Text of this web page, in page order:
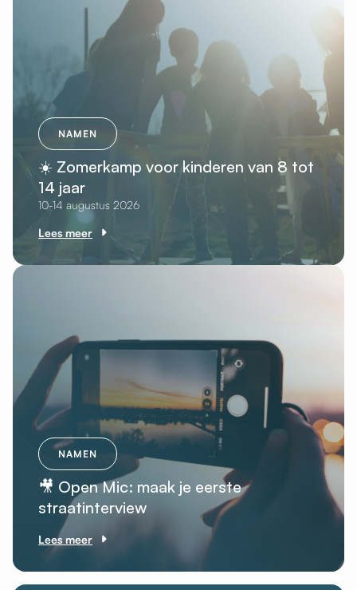
NAMEN
☀️ Zomerkamp voor kinderen van 8 tot
14 jaar
10-14 augustus 2026
Lees meer
NAMEN
🎥 Open Mic: maak je eerste
straatinterview
Lees meer